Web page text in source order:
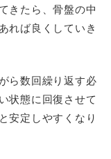
たら、骨盤の中
ば良くしていき
ら数回繰り返す必
状態に回復させて
定しやすくなり